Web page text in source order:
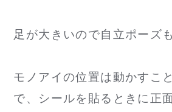
足が大きいので自立ポーズ
モノアイの位置は動かすこ
で、シールを貼るときに正